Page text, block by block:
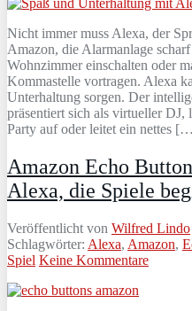
Nicht immer muss Alexa, der
Amazon, die Alarmanlage
Wohnzimmer einschalten oder
Kommastelle vortragen. Alexa
Unterhaltung sorgen. Der
präsentiert sich als virtueller DJ,
Party auf oder leitet ein nettes
Amazon Echo
Alexa, die Spiele
Veröffentlicht von Wilfred Lindo
Schlagwörter: Alexa, Amazon,
Spiel Keine Kommentare